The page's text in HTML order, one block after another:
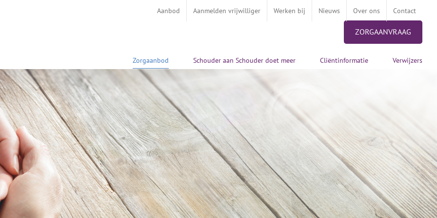
Aanbod Aanmelden vrijwilliger Werken bij Nieuws Over ons Contact
ZORGAANVRAAG
Zorgaanbod Schouder aan Schouder doet meer Cliëntinformatie Verwijzers